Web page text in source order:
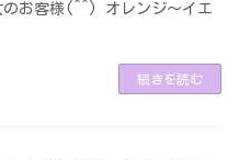
のお客様(^^) オレンジ～イエ
続きを読む